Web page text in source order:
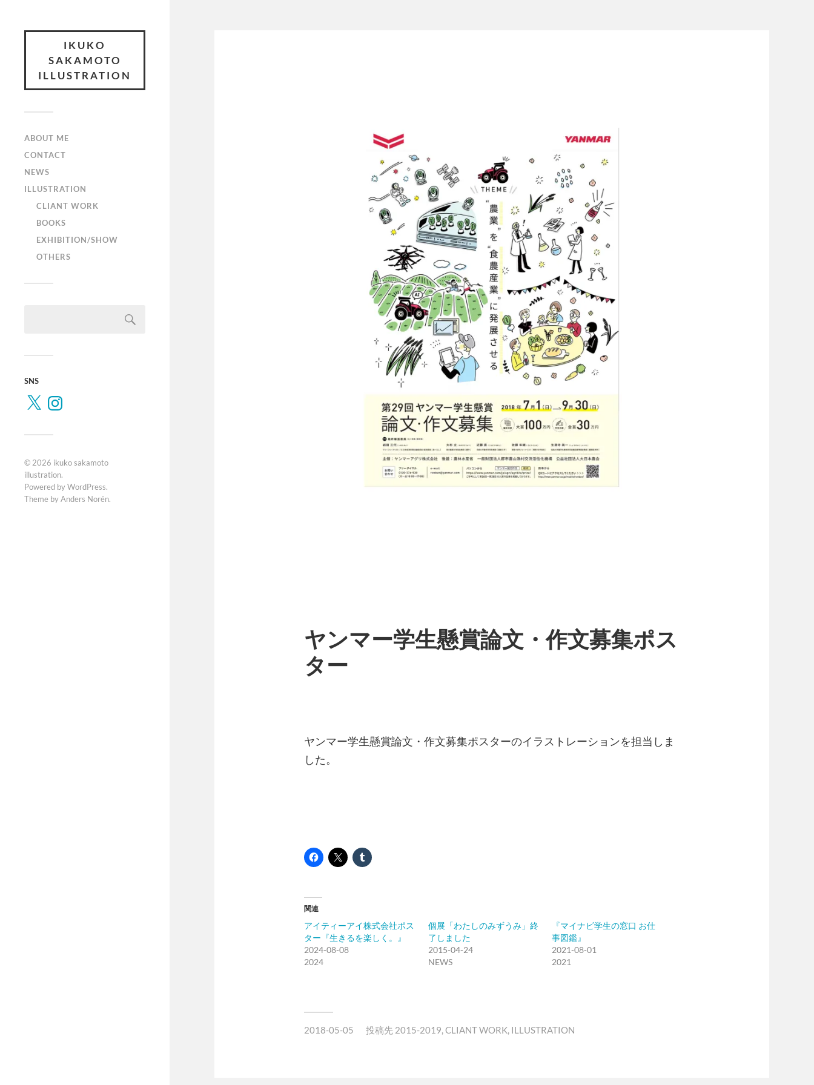
IKUKO
SAKAMOTO
ILLUSTRATION
ABOUT ME
CONTACT
NEWS
ILLUSTRATION
CLIANT WORK
BOOKS
EXHIBITION/SHOW
OTHERS
SNS
© 2026 ikuko sakamoto
illustration.
Powered byWordPress.
Theme byAnders Norén.
ヤンマー学生懸賞論文・作文募集ポス
ター
ヤンマー学生懸賞論文・作文募集ポスターのイラストレーションを担当しま
した。
関連
アイティーアイ株式会社ポス
ター『生きるを楽しく。』
2024-08-08
2024
個展「わたしのみずうみ」終
了しました
2015-04-24
NEWS
『マイナビ学生の窓口 お仕
事図鑑』
2021-08-01
2021
2018-05-05 投稿先 2015-2019,CLIANT WORK, ILLUSTRATION